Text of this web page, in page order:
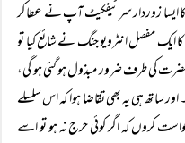
کا ایسا زوردار سرٹیفکیٹ آپ نے عطا کر
مفصل انٹرویو جنگ نے شائع کیا تو
کی طرف ضرور مبذول ہو گئی ہو گی،
اور ساتھ ہی یہ بھی تقاضا ہوا کہ اس سلسلے
کروں کہ اگر کوئی حرج نہ ہو تو اسے